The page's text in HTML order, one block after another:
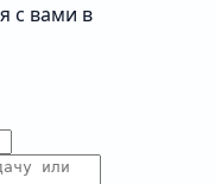
с вами в